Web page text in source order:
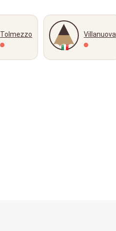
Tolmezzo Villanuova